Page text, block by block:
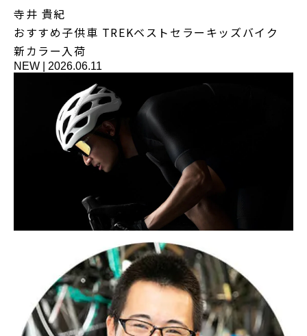
寺井 貴紀
おすすめ子供車 TREKベストセラーキッズバイク
新カラー入荷
NEW 2026.06.11